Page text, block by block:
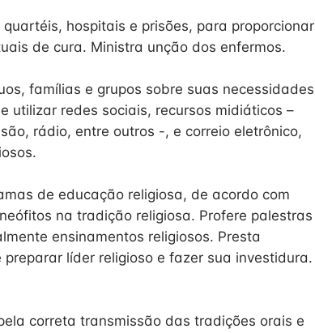
hospitais e prisões, para proporcionar
de cura. Ministra unção dos enfermos.
famílias e grupos sobre suas necessidades
utilizar redes sociais, recursos midiáticos –
rádio, entre outros -, e correio eletrônico,
de educação religiosa, de acordo com
na tradição religiosa. Profere palestras
ensinamentos religiosos. Presta
líder religioso e fazer sua investidura.
correta transmissão das tradições orais e